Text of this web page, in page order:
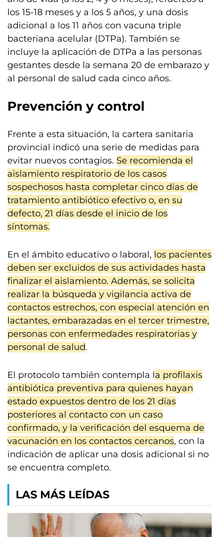
los 15-18 meses y a los 5 años, y una dosis
adicional a los 11 años con vacuna triple
bacteriana acelular (DTPa). También se
incluye la aplicación de DTPa a las personas
gestantes desde la semana 20 de embarazo y
al personal de salud cada cinco años.
Prevención y control
Frente a esta situación, la cartera sanitaria
provincial indicó una serie de medidas para
evitar nuevos contagios. Se recomienda el
aislamiento respiratorio de los casos
sospechosos hasta completar cinco días de
tratamiento antibiótico efectivo o, en su
defecto, 21 días desde el inicio de los
síntomas.
En el ámbito educativo o laboral, los pacientes
deben ser excluidos de sus actividades hasta
finalizar el aislamiento. Además, se solicita
realizar la búsqueda y vigilancia activa de
contactos estrechos, con especial atención en
lactantes, embarazadas en el tercer trimestre,
personas con enfermedades respiratorias y
personal de salud.
El protocolo también contempla la profilaxis
antibiótica preventiva para quienes hayan
estado expuestos dentro de los 21 días
posteriores al contacto con un caso
confirmado, y la verificación del esquema de
vacunación en los contactos cercanos, con la
indicación de aplicar una dosis adicional si no
se encuentra completo.
LAS MÁS LEÍDAS